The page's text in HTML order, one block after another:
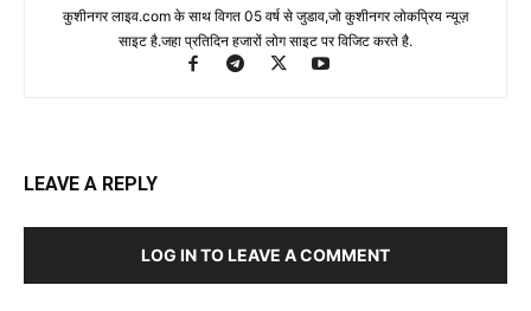
कुशीनगर लाइव.com के साथ विगत 05 वर्ष से जुडाव,जो कुशीनगर लोकप्रिय न्यूज़
साइट है.जहा प्रतिदिन हजारों लोग साइट पर विजिट करते है.
LEAVE A REPLY
LOG IN TO LEAVE A COMMENT